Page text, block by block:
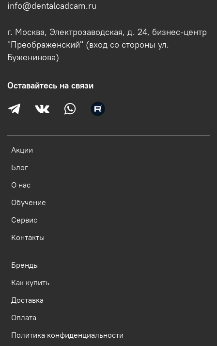
Акции
Блог
О нас
Обучение
Сервис
Контакты
Бренды
Как купить
Доставка
Оплата
Политика конфиденциальности
info@dentalcadcam.ru
г. Москва, Электрозаводская, д. 24, бизнес-центр
"Преображенский" (вход со стороны ул.
Буженинова)
Оставайтесь на связи